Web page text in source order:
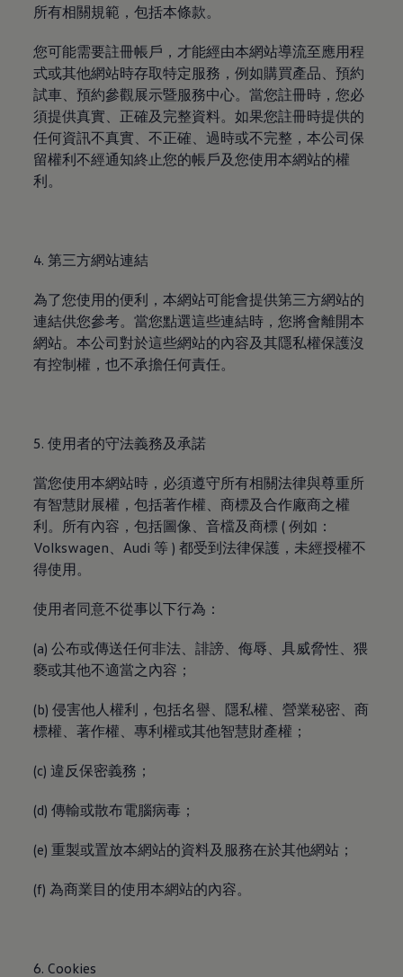
所有相關規範，包括本條款。
您可能需要註冊帳戶，才能經由本網站導流至應用程
式或其他網站時存取特定服務，例如購買產品、預約
試車、預約參觀展示暨服務中心。當您註冊時，您必
須提供真實、正確及完整資料。如果您註冊時提供的
任何資訊不真實、不正確、過時或不完整，本公司保
留權利不經通知終止您的帳戶及您使用本網站的權
利。
4. 第三方網站連結
為了您使用的便利，本網站可能會提供第三方網站的
連結供您參考。當您點選這些連結時，您將會離開本
網站。本公司對於這些網站的內容及其隱私權保護沒
有控制權，也不承擔任何責任。
5. 使用者的守法義務及承諾
當您使用本網站時，必須遵守所有相關法律與尊重所
有智慧財展權，包括著作權、商標及合作廠商之權
利。所有內容，包括圖像、音檔及商標 ( 例如 ：
Volkswagen、Audi 等 ) 都受到法律保護，未經授權不
得使用。
使用者同意不從事以下行為：
(a) 公布或傳送任何非法、誹謗、侮辱、具威脅性、猥
褻或其他不適當之內容；
(b) 侵害他人權利，包括名譽、隱私權、營業秘密、商
標權、著作權、專利權或其他智慧財產權；
(c) 違反保密義務；
(d) 傳輸或散布電腦病毒；
(e) 重製或置放本網站的資料及服務在於其他網站；
(f) 為商業目的使用本網站的內容。
6. Cookies